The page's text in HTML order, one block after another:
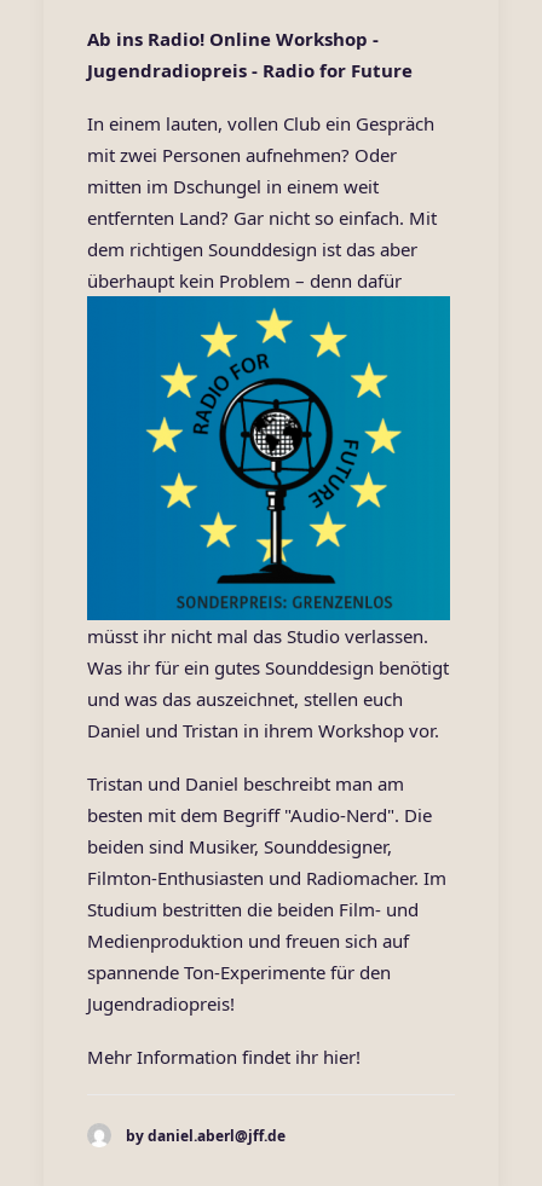
Ab ins Radio! Online Workshop -
Jugendradiopreis - Radio for Future
In einem lauten, vollen Club ein Gespräch
mit zwei Personen aufnehmen? Oder
mitten im Dschungel in einem weit
entfernten Land? Gar nicht so einfach. Mit
dem richtigen Sounddesign ist das aber
überhaupt kein Problem – denn dafür
müsst ihr nicht mal das Studio verlassen.
Was ihr für ein gutes Sounddesign benötigt
und was das auszeichnet, stellen euch
Daniel und Tristan in ihrem Workshop vor.
Tristan und Daniel beschreibt man am
besten mit dem Begriff "Audio-Nerd". Die
beiden sind Musiker, Sounddesigner,
Filmton-Enthusiasten und Radiomacher. Im
Studium bestritten die beiden Film- und
Medienproduktion und freuen sich auf
spannende Ton-Experimente für den
Jugendradiopreis!
Mehr Information findet ihr hier!
by daniel.aberl@jff.de